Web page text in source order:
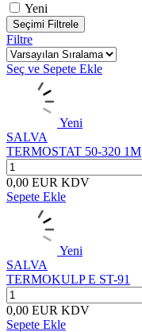
Yeni
Seçimi Filtrele
Filtre
Seç ve Sepete Ekle
Yeni
SALVA
TERMOSTAT 50-320 1M
0,00 EUR KDV
Sepete Ekle
Yeni
SALVA
TERMOKULP E ST-91
0,00 EUR KDV
Sepete Ekle